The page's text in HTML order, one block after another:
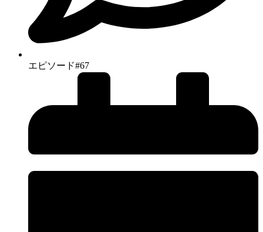
エピソード#67